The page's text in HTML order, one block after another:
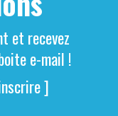
et recevez
e-mail !
]